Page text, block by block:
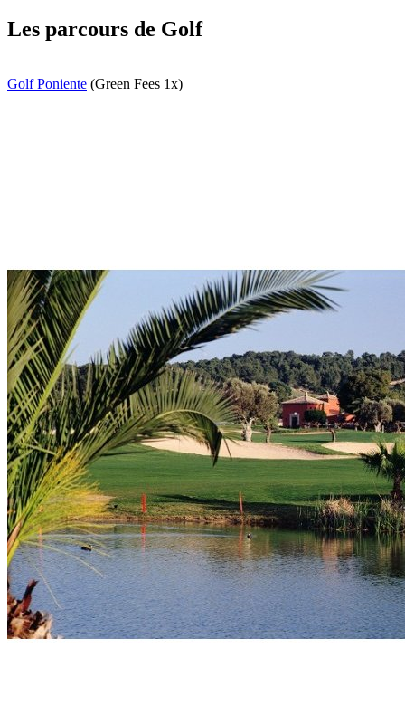
Les parcours de Golf
Golf Poniente (Green Fees 1x)